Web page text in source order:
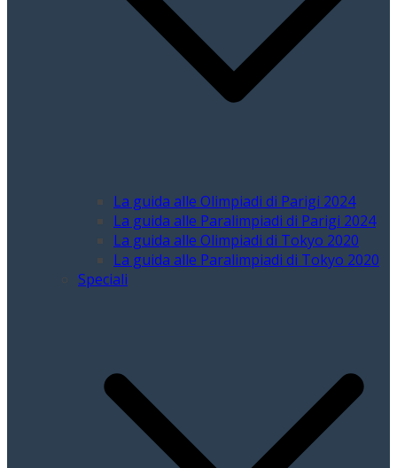
La guida alle Olimpiadi di Parigi 2024
La guida alle Paralimpiadi di Parigi 2024
La guida alle Olimpiadi di Tokyo 2020
La guida alle Paralimpiadi di Tokyo 2020
Speciali